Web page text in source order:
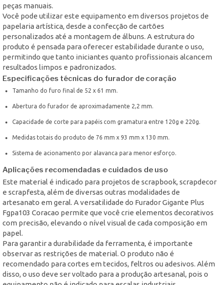
peças manuais.
Você pode utilizar este equipamento em diversos projetos de
papelaria artística, desde a confecção de cartões
personalizados até a montagem de álbuns. A estrutura do
produto é pensada para oferecer estabilidade durante o uso,
permitindo que tanto iniciantes quanto profissionais alcancem
resultados limpos e padronizados.
Especificações técnicas do furador de coração
Tamanho do furo final de 52 x 61 mm.
Abertura do furador de aproximadamente 2,2 mm.
Capacidade de corte para papéis com gramatura entre 120g e 220g.
Medidas totais do produto de 76 mm x 93 mm x 130 mm.
Sistema de acionamento por alavanca para menor esforço.
Aplicações recomendadas e cuidados de uso
Este material é indicado para projetos de scrapbook, scrapdecor
e scrapfesta, além de diversas outras modalidades de
artesanato em geral. A versatilidade do Furador Gigante Plus
Fgpa103 Coracao permite que você crie elementos decorativos
com precisão, elevando o nível visual de cada composição em
papel.
Para garantir a durabilidade da ferramenta, é importante
observar as restrições de material. O produto não é
recomendado para cortes em tecidos, feltros ou adesivos. Além
disso, o uso deve ser voltado para a produção artesanal, pois o